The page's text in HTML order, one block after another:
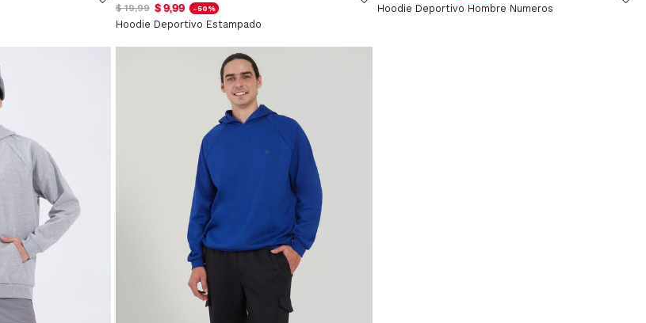
$ 19,99 $ 9,99 -50%
Hoodie Deportivo Estampado
Hoodie Deportivo Hombre Numeros